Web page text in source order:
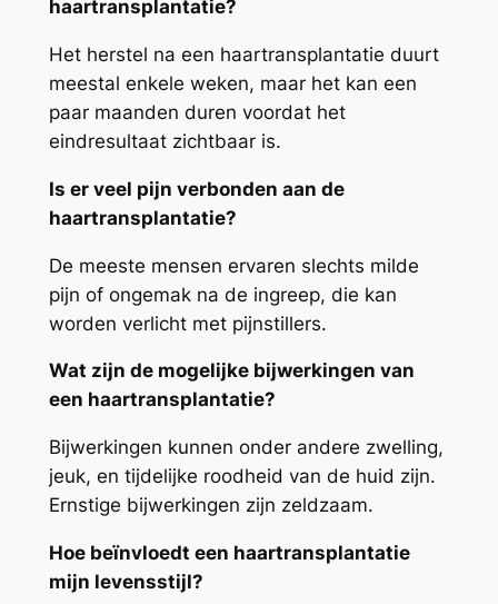
haartransplantatie?
Het herstel na een haartransplantatie duurt
meestal enkele weken, maar het kan een
paar maanden duren voordat het
eindresultaat zichtbaar is.
Is er veel pijn verbonden aan de
haartransplantatie?
De meeste mensen ervaren slechts milde
pijn of ongemak na de ingreep, die kan
worden verlicht met pijnstillers.
Wat zijn de mogelijke bijwerkingen van
een haartransplantatie?
Bijwerkingen kunnen onder andere zwelling,
jeuk, en tijdelijke roodheid van de huid zijn.
Ernstige bijwerkingen zijn zeldzaam.
Hoe beïnvloedt een haartransplantatie
mijn levensstijl?